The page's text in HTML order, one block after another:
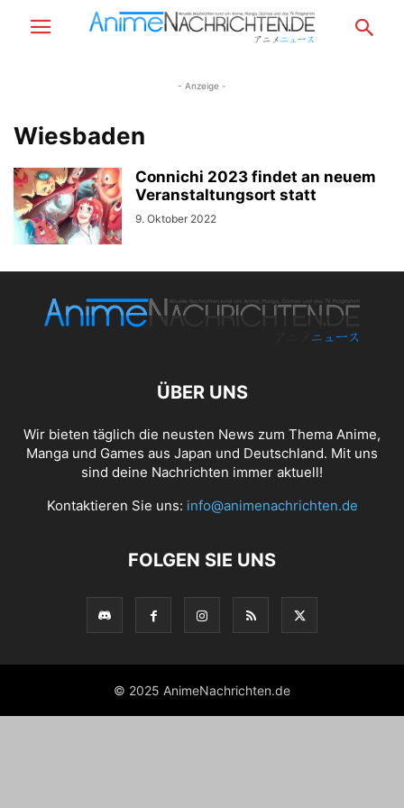
- Anzeige -
Wiesbaden
Connichi 2023 findet an neuem
Veranstaltungsort statt
9. Oktober 2022
ÜBER UNS
Wir bieten täglich die neusten News zum Thema Anime,
Manga und Games aus Japan und Deutschland. Mit uns
sind deine Nachrichten immer aktuell!
Kontaktieren Sie uns: info@animenachrichten.de
FOLGEN SIE UNS
© 2025 AnimeNachrichten.de